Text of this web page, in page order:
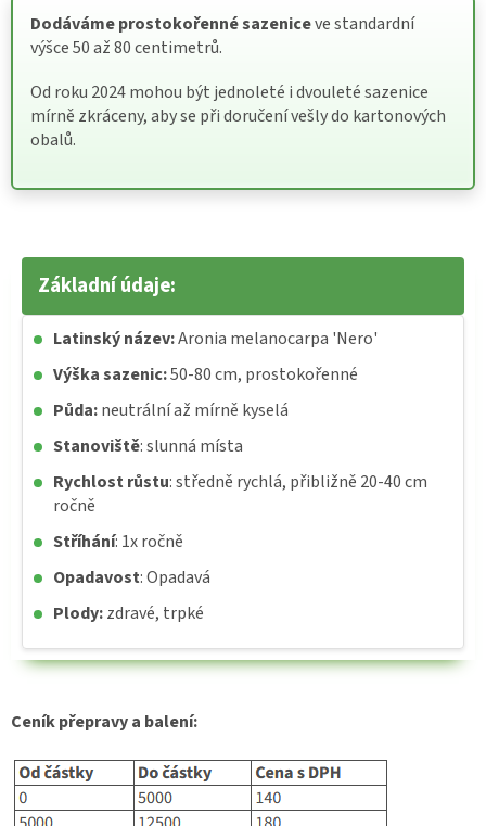
Dodáváme prostokořenné sazeniceve standardní
výšce 50 až 80 centimetrů.
Od roku 2024 mohou být jednoleté i dvouleté sazenice
mírně zkráceny, aby se při doručení vešly do kartonových
obalů.
Základní údaje:
Latinský název:Aronia melanocarpa 'Nero'
Výška sazenic:50-80 cm, prostokořenné
Půda:neutrální až mírně kyselá
Stanoviště: slunná místa
Rychlost růstu: středně rychlá, přibližně 20-40 cm
ročně
Stříhání: 1x ročně
Opadavost: Opadavá
Plody:zdravé, trpké
Ceník přepravy a balení: